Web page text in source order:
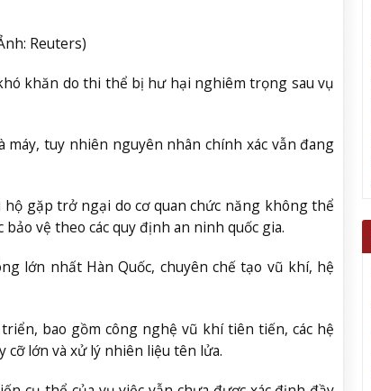
Reuters)
khăn do thi thể bị hư hại nghiêm trọng sau vụ
tuy nhiên nguyên nhân chính xác vẫn đang
gặp trở ngại do cơ quan chức năng không thể
vệ theo các quy định an ninh quốc gia.
lớn nhất Hàn Quốc, chuyên chế tạo vũ khí, hệ
bao gồm công nghệ vũ khí tiên tiến, các hệ
lớn và xử lý nhiên liệu tên lửa.